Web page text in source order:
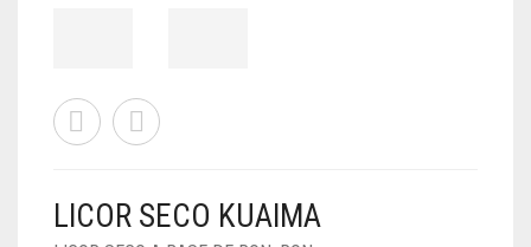
LICOR SECO KUAIMA